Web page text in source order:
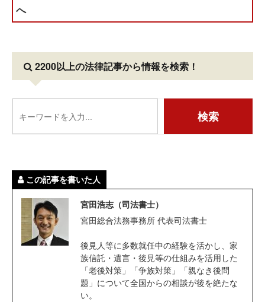
へ
2200以上の法律記事から情報を検索！
この記事を書いた人
宮田浩志（司法書士）
宮田総合法務事務所 代表司法書士
後見人等に多数就任中の経験を活かし、家
族信託・遺言・後見等の仕組みを活用した
「老後対策」「争族対策」「親なき後問
題」について全国からの相談が後を絶たな
い。